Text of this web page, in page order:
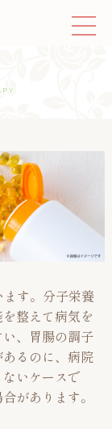
す。分子栄養
整えて病気を
、胃腸の調子
るのに、病院
いケースで
があります。